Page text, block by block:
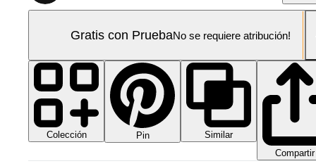
Gratis con PruebaNo se requiere atribución!
Colección Pin
Similar
Compartir